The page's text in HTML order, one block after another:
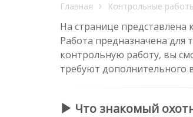
Главная Контрольные
На странице
Работа предназначена для
контрольную работу, вы
требуют дополнительного
Что знакомый